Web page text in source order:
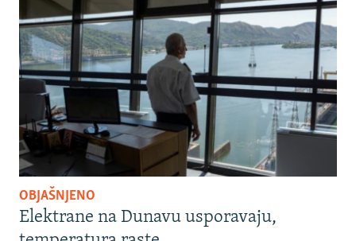
OBJAŠNJENO
Elektrane na Dunavu usporavaju,